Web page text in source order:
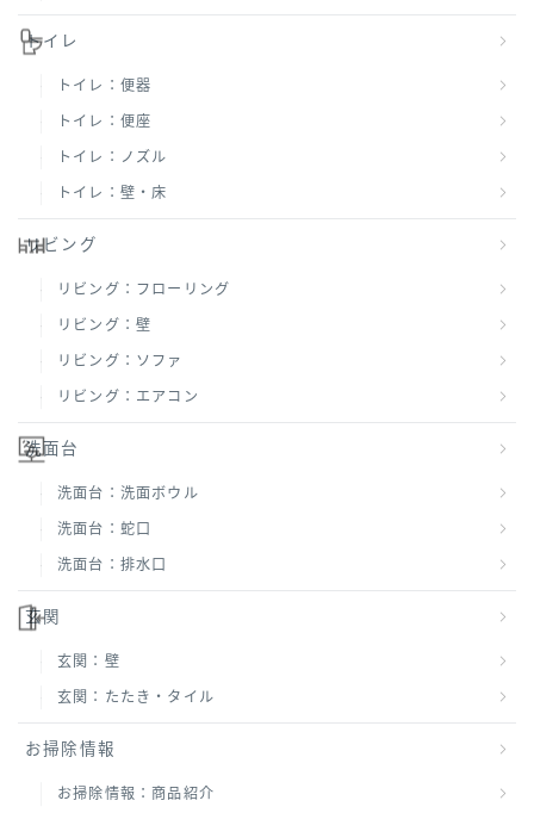
トイレ
トイレ：便器
トイレ：便座
トイレ：ノズル
トイレ：壁・床
リビング
リビング：フローリング
リビング：壁
リビング：ソファ
リビング：エアコン
洗面台
洗面台：洗面ボウル
洗面台：蛇口
洗面台：排水口
玄関
玄関：壁
玄関：たたき・タイル
お掃除情報
お掃除情報：商品紹介